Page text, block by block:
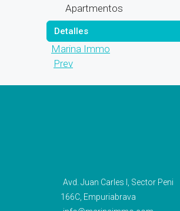
Apartmentos
Detalles
Marina Immo
Prev
Avd. Juan Carles I, Sector Peni
166C, Empuriabrava